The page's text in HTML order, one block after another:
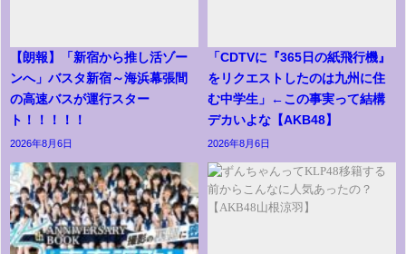
【朗報】「新宿から推し活ゾー
ンへ」バスタ新宿～海浜幕張間
の高速バスが運行スター
ト！！！！！
2026年8月6日
「CDTVに『365日の紙飛行機』
をリクエストしたのは九州に住
む中学生」←この事実って結構
デカいよな【AKB48】
2026年8月6日